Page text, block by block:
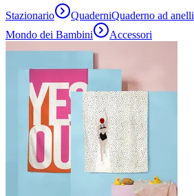
Stazionario QuaderniQuaderno ad anelli
Mondo dei Bambini
Accessori